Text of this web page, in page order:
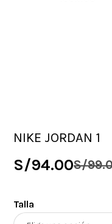
NIKE JORDAN 1
S/
S/94.00
Talla